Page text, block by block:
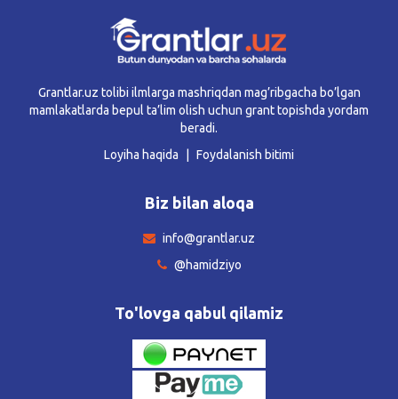
Grantlar.uz tolibi ilmlarga mashriqdan mag’ribgacha bo’lgan
mamlakatlarda bepul ta’lim olish uchun grant topishda yordam
beradi.
Loyiha haqida
Foydalanish bitimi
Biz bilan aloqa
info@grantlar.uz
@hamidziyo
To'lovga qabul qilamiz